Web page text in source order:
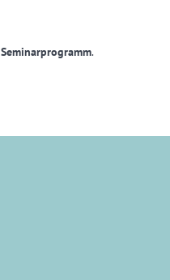
Seminarprogramm.